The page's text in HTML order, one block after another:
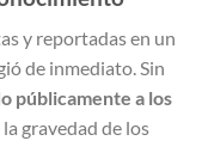
y reportadas en un
de inmediato. Sin
públicamente a los
gravedad de los